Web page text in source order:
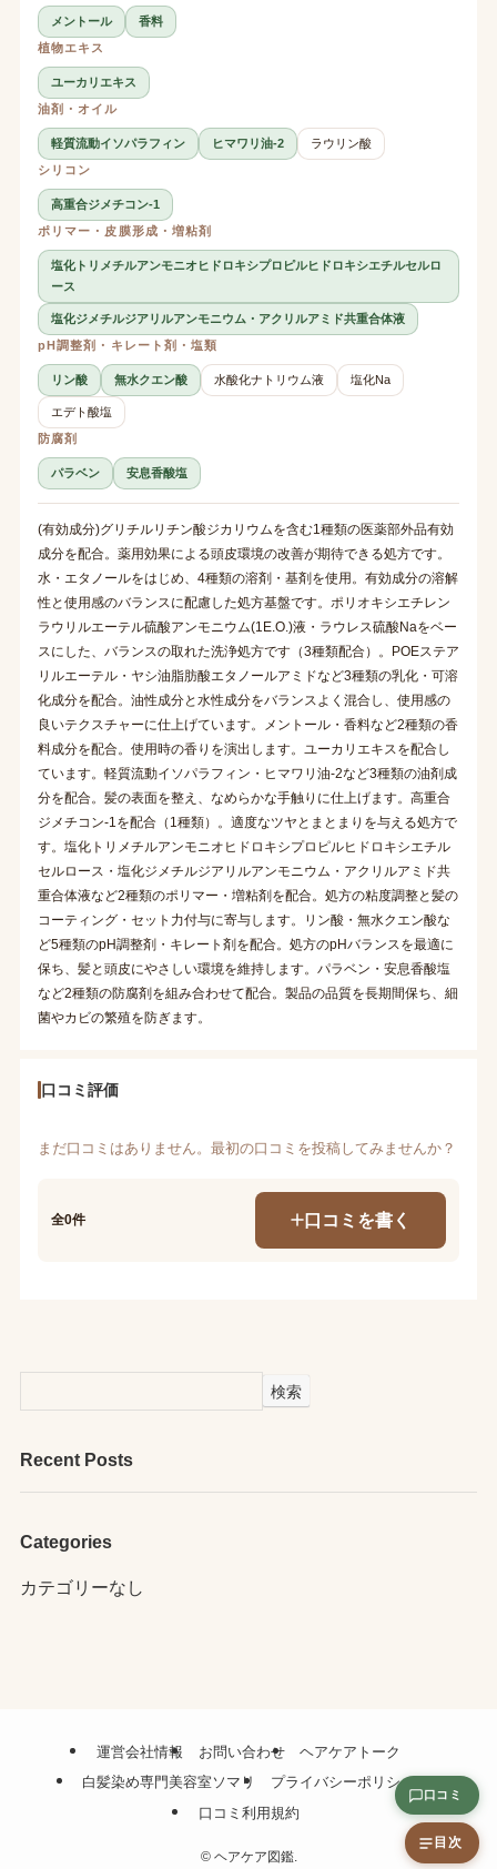
メントール
香料
植物エキス
ユーカリエキス
油剤・オイル
軽質流動イソパラフィン ヒマワリ油-2
ラウリン酸
シリコン
高重合ジメチコン-1
ポリマー・皮膜形成・増粘剤
塩化トリメチルアンモニオヒドロキシプロピルヒドロキシエチルセルロ
ース
塩化ジメチルジアリルアンモニウム・アクリルアミド共重合体液
pH調整剤・キレート剤・塩類
リン酸 無水クエン酸 水酸化ナトリウム液 塩化Na
エデト酸塩
防腐剤
パラベン 安息香酸塩
(有効成分)グリチルリチン酸ジカリウムを含む1種類の医薬部外品有効
成分を配合。薬用効果による頭皮環境の改善が期待できる処方です。
水・エタノールをはじめ、4種類の溶剤・基剤を使用。有効成分の溶解
性と使用感のバランスに配慮した処方基盤です。ポリオキシエチレン
ラウリルエーテル硫酸アンモニウム(1E.O.)液・ラウレス硫酸Naをベー
スにした、バランスの取れた洗浄処方です（3種類配合）。POEステア
リルエーテル・ヤシ油脂肪酸エタノールアミドなど3種類の乳化・可溶
化成分を配合。油性成分と水性成分をバランスよく混合し、使用感の
良いテクスチャーに仕上げています。メントール・香料など2種類の香
料成分を配合。使用時の香りを演出します。ユーカリエキスを配合し
ています。軽質流動イソパラフィン・ヒマワリ油-2など3種類の油剤成
分を配合。髪の表面を整え、なめらかな手触りに仕上げます。高重合
ジメチコン-1を配合（1種類）。適度なツヤとまとまりを与える処方で
す。塩化トリメチルアンモニオヒドロキシプロピルヒドロキシエチル
セルロース・塩化ジメチルジアリルアンモニウム・アクリルアミド共
重合体液など2種類のポリマー・増粘剤を配合。処方の粘度調整と髪の
コーティング・セット力付与に寄与します。リン酸・無水クエン酸な
ど5種類のpH調整剤・キレート剤を配合。処方のpHバランスを最適に
保ち、髪と頭皮にやさしい環境を維持します。パラベン・安息香酸塩
など2種類の防腐剤を組み合わせて配合。製品の品質を長期間保ち、細
菌やカビの繁殖を防ぎます。
口コミ評価
まだ口コミはありません。最初の口コミを投稿してみませんか？
全0件 口コミを書く
検索
Recent Posts
Categories
カテゴリーなし
運営会社情報 お問い合わせ
ヘアケアトーク
白髪染め専門美容室ソマリ
プライバシーポリシー
口コミ利用規約
©ヘアケア図鑑.
口コミ
目次